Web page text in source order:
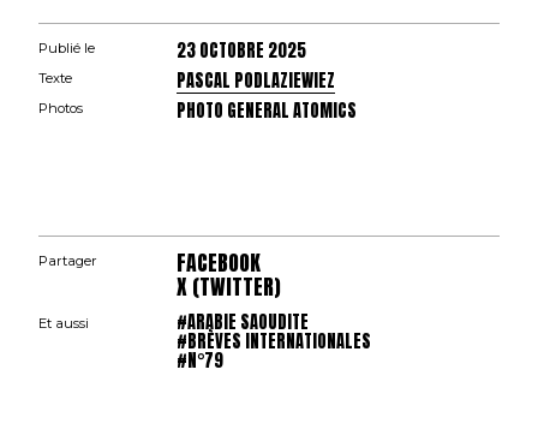
Publié le 23 OCTOBRE 2025
Texte PASCAL PODLAZIEWIEZ
Photos PHOTO GENERAL ATOMICS
Partager FACEBOOK
X (TWITTER)
Et aussi #ARABIE SAOUDITE
#BRÈVES INTERNATIONALES
#N°79